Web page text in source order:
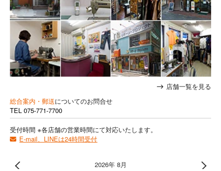
店舗一覧を見る
総合案内・郵送についてのお問合せ
TEL 075-771-7700
受付時間 ※各店舗の営業時間にて対応いたします。
E-mail、LINEは24時間受付
2026年 8月